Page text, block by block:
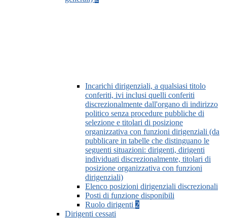
Incarichi dirigenziali, a qualsiasi titolo
conferiti, ivi inclusi quelli conferiti
discrezionalmente dall'organo di indirizzo
politico senza procedure pubbliche di
selezione e titolari di posizione
organizzativa con funzioni dirigenziali (da
pubblicare in tabelle che distinguano le
seguenti situazioni: dirigenti, dirigenti
individuati discrezionalmente, titolari di
posizione organizzativa con funzioni
dirigenziali)
Elenco posizioni dirigenziali discrezionali
Posti di funzione disponibili
Ruolo dirigenti 2
Dirigenti cessati